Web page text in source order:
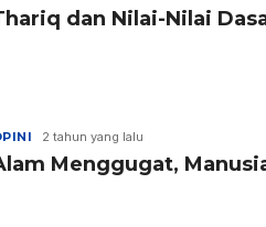
dan Nilai-Nilai
2 tahun yang lalu
Menggugat,